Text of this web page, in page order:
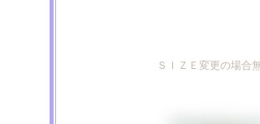
ＳＩＺＥ変更の場合